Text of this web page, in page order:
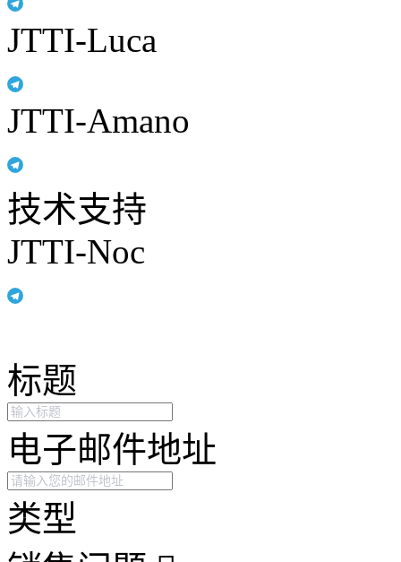
JTTI-Luca
JTTI-Amano
技术支持
JTTI-Noc
标题
电子邮件地址
类型